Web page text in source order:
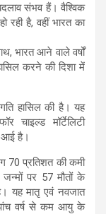
संभव हैं। वैश्विक
रही है, वहीं भारत का
भारत आने वाले वर्षों
करने की दिशा में
हासिल की है। यह
चाइल्ड मॉर्टेलिटी
आई है।
70 प्रतिशत की कमी
पर 57 मौतों के
यह मातृ एवं नवजात
पांच वर्ष से कम आयु के